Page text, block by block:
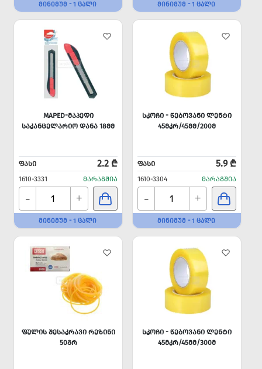
ᲛᲘᲜᲘᲛᲣᲛ - 1 ᲪᲐᲚᲘ ᲛᲘᲜᲘᲛᲣᲛ - 1 ᲪᲐᲚᲘ
MAPED-ᲛᲐᲞᲔᲓᲘ
ᲡᲐᲙᲐᲜᲪᲔᲚᲐᲠᲘᲝ ᲓᲐᲜᲐ 18ᲛᲛ
ᲤᲐᲡᲘ 2.2 ₾
1610-3331 ᲛᲐᲠᲐᲒᲨᲘᲐ
- +
ᲛᲘᲜᲘᲛᲣᲛ - 1 ᲪᲐᲚᲘ
ᲡᲙᲝᲩᲘ - ᲬᲔᲑᲝᲕᲐᲜᲘ ᲚᲔᲜᲢᲘ
45ᲛᲙᲠ/45ᲛᲛ/200Მ
ᲤᲐᲡᲘ 5.9 ₾
1610-3304 ᲛᲐᲠᲐᲒᲨᲘᲐ
- +
ᲛᲘᲜᲘᲛᲣᲛ - 1 ᲪᲐᲚᲘ
ᲤᲣᲚᲘᲡ ᲨᲔᲡᲐᲙᲠᲐᲕᲘ ᲠᲔᲖᲘᲜᲘ
50ᲒᲠ
ᲡᲙᲝᲩᲘ - ᲬᲔᲑᲝᲕᲐᲜᲘ ᲚᲔᲜᲢᲘ
45ᲛᲙᲠ/45ᲛᲛ/300Მ